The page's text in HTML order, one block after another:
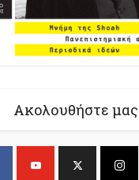
Ακολουθήστε